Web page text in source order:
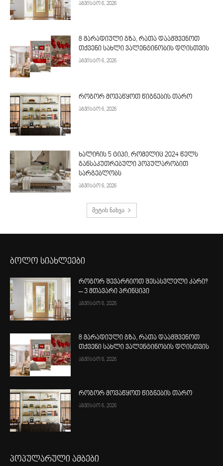
აგვისტო 6, 2026
8 მარადიული გზა, რათა დაამშვენოთ
თქვენი სახლი ვალენტინობის დღისთვის
აგვისტო 6, 2026
როგორ მოვაწყოთ წიგნების თარო
აგვისტო 6, 2026
ხალიჩის 5 ტიპი, რომელიც 2024 წელს
განსაკუთრებული პოპულარობით
სარგებლობს
აგვისტო 6, 2026
მეტის ნახვა
ბოლო სიახლეები
როგორ შევარჩიოთ შესასვლელი კარი?
– 3 მთავარი პრინციპი
აგვისტო 6, 2026
8 მარადიული გზა, რათა დაამშვენოთ
თქვენი სახლი ვალენტინობის დღისთვის
აგვისტო 6, 2026
როგორ მოვაწყოთ წიგნების თარო
აგვისტო 6, 2026
პოპულარული ამბები